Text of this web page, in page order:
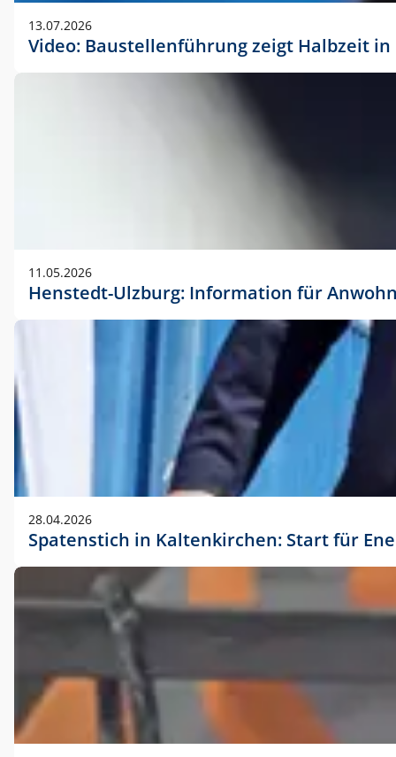
13.07.2026
Video: Baustellenführung zeigt Halbzeit
11.05.2026
Henstedt-Ulzburg: Information für
28.04.2026
Spatenstich in Kaltenkirchen: Start für